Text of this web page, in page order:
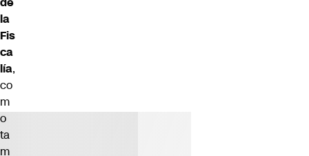
la
Fis
ca
lía,
co
m
o
ta
m